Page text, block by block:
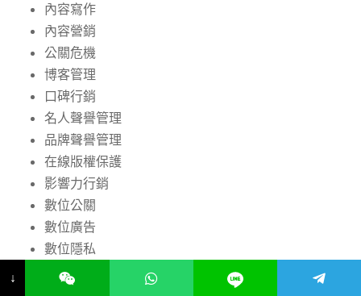
內容寫作
內容營銷
公關危機
博客管理
口碑行銷
名人聲譽管理
品牌聲譽管理
在線版權保護
影響力行銷
數位公關
數位廣告
數位隱私
數字營銷
↓